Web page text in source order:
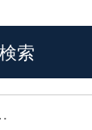
検索